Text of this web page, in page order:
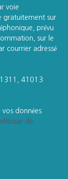
voie
gratuitement sur
prévu
sur le
courrier adressé
41013
vos données
de